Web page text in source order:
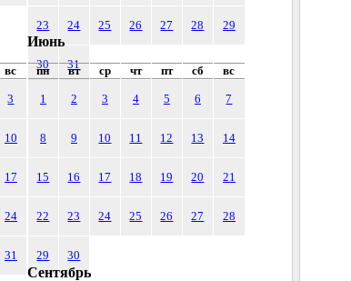
23 24 25 26 27 28 29
30 31
вс
3
10
17
24
31
Июнь
пн вт ср чт пт сб вс
1 2 3 4 5 6 7
8 9 10 11 12 13 14
15 16 17 18 19 20 21
22 23 24 25 26 27 28
29 30
Сентябрь